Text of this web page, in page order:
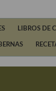
LIBROS DE